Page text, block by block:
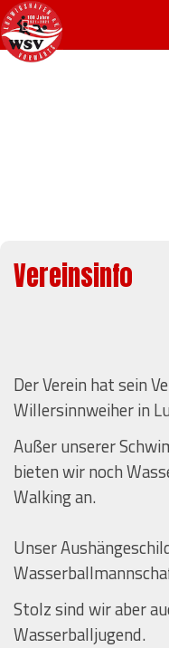
Vereinsinfo
Der Verein hat sein
Willersinnweiher in
Außer unserer
bieten wir noch
Walking an.
Unser
Stolz sind wir aber
Wasserballjugend.